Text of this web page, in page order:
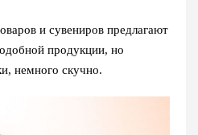
и сувениров предлагают
продукции, но
немного скучно.